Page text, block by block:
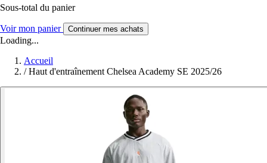
Sous-total du panier
Voir mon panier Continuer mes achats
Loading...
Accueil
/ Haut d'entraînement Chelsea Academy SE 2025/26